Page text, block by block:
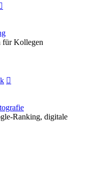
für Kollegen
Ranking, digitale